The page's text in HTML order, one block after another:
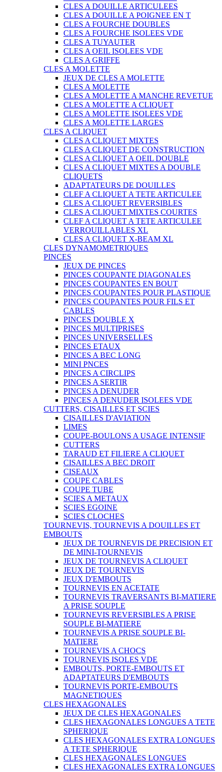
CLES A DOUILLE ARTICULEES
CLES A DOUILLE A POIGNEE EN T
CLES A FOURCHE DOUBLES
CLES A FOURCHE ISOLEES VDE
CLES A TUYAUTER
CLES A OEIL ISOLEES VDE
CLES A GRIFFE
CLES A MOLETTE
JEUX DE CLES A MOLETTE
CLES A MOLETTE
CLES A MOLETTE A MANCHE REVETUE
CLES A MOLETTE A CLIQUET
CLES A MOLETTE ISOLEES VDE
CLES A MOLETTE LARGES
CLES A CLIQUET
CLES A CLIQUET MIXTES
CLES A CLIQUET DE CONSTRUCTION
CLES A CLIQUET A OEIL DOUBLE
CLES A CLIQUET MIXTES A DOUBLE
CLIQUETS
ADAPTATEURS DE DOUILLES
CLEF A CLIQUET A TETE ARTICULEE
CLES A CLIQUET REVERSIBLES
CLES A CLIQUET MIXTES COURTES
CLEF A CLIQUET A TETE ARTICULEE
VERROUILLABLES XL
CLES A CLIQUET X-BEAM XL
CLES DYNAMOMETRIQUES
PINCES
JEUX DE PINCES
PINCES COUPANTE DIAGONALES
PINCES COUPANTES EN BOUT
PINCES COUPANTES POUR PLASTIQUE
PINCES COUPANTES POUR FILS ET
CABLES
PINCES DOUBLE X
PINCES MULTIPRISES
PINCES UNIVERSELLES
PINCES ETAUX
PINCES A BEC LONG
MINI PNCES
PINCES A CIRCLIPS
PINCES A SERTIR
PINCES A DENUDER
PINCES A DENUDER ISOLEES VDE
CUTTERS, CISAILLES ET SCIES
CISAILLES D'AVIATION
LIMES
COUPE-BOULONS A USAGE INTENSIF
CUTTERS
TARAUD ET FILIERE A CLIQUET
CISAILLES A BEC DROIT
CISEAUX
COUPE CABLES
COUPE TUBE
SCIES A METAUX
SCIES EGOINE
SCIES CLOCHES
TOURNEVIS, TOURNEVIS A DOUILLES ET
EMBOUTS
JEUX DE TOURNEVIS DE PRECISION ET
DE MINI-TOURNEVIS
JEUX DE TOURNEVIS A CLIQUET
JEUX DE TOURNEVIS
JEUX D'EMBOUTS
TOURNEVIS EN ACETATE
TOURNEVIS TRAVERSANTS BI-MATIERE
A PRISE SOUPLE
TOURNEVIS REVERSIBLES A PRISE
SOUPLE BI-MATIERE
TOURNEVIS A PRISE SOUPLE BI-
MATIERE
TOURNEVIS A CHOCS
TOURNEVIS ISOLES VDE
EMBOUTS, PORTE-EMBOUTS ET
ADAPTATEURS D'EMBOUTS
TOURNEVIS PORTE-EMBOUTS
MAGNETIQUES
CLES HEXAGONALES
JEUX DE CLES HEXAGONALES
CLES HEXAGONALES LONGUES A TETE
SPHERIQUE
CLES HEXAGONALES EXTRA LONGUES
A TETE SPHERIQUE
CLES HEXAGONALES LONGUES
CLES HEXAGONALES EXTRA LONGUES